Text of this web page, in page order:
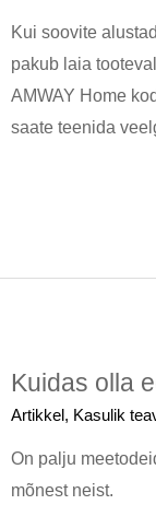
Kui soovite
pakub laia
AMWAY Home
saate teenida
Kuidas olla
Artikkel, Kasulik
On palju
mõnest neist.